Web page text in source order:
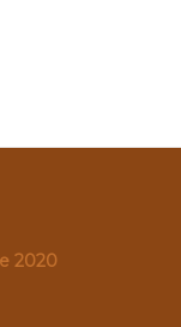
2020